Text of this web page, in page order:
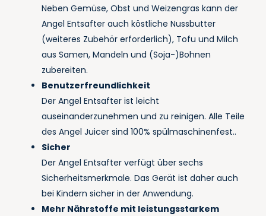
Neben Gemüse, Obst und Weizengras kann der
Angel Entsafter auch köstliche Nussbutter
(weiteres Zubehör erforderlich), Tofu und Milch
aus Samen, Mandeln und (Soja-)Bohnen
zubereiten.
Benutzerfreundlichkeit
Der Angel Entsafter ist leicht
auseinanderzunehmen und zu reinigen. Alle Teile
des Angel Juicer sind 100% spülmaschinenfest..
Sicher
Der Angel Entsafter verfügt über sechs
Sicherheitsmerkmale. Das Gerät ist daher auch
bei Kindern sicher in der Anwendung.
Mehr Nährstoffe mit leistungsstarkem